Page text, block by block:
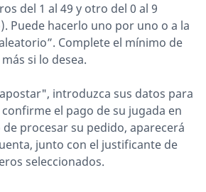
del 1 al 49 y otro del 0 al 9
Puede hacerlo uno por uno o a la
Complete el mínimo de
si lo desea.
introduzca sus datos para
el pago de su jugada en
de procesar su pedido, aparecerá
junto con el justificante de
seleccionados.